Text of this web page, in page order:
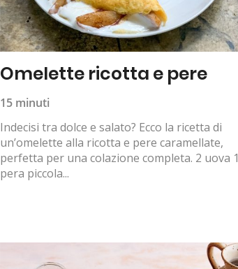
Omelette ricotta e pere
15 minuti
Indecisi tra dolce e salato? Ecco la ricetta di
un’omelette alla ricotta e pere caramellate,
perfetta per una colazione completa. 2 uova 1
pera piccola...